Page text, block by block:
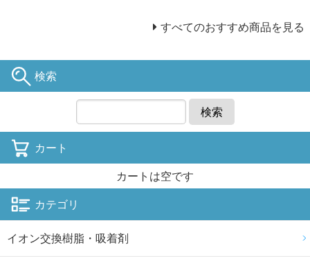
すべてのおすすめ商品を見る
検索
検索
カート
カートは空です
カテゴリ
イオン交換樹脂・吸着剤